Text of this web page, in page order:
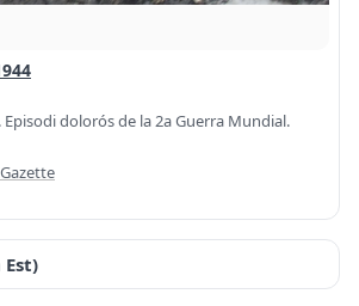
Episodi dolorós de la 2a Guerra Mundial.